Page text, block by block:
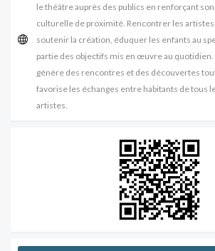
le théâtre auprès des publics en renforçant
culturelle de proximité. Rencontrer les
soutenir la création, éduquer les enfants au
partie des objectifs mis en œuvre au
génère des rencontres et des découvertes
favorise les échanges entre habitants de tous
artistes.